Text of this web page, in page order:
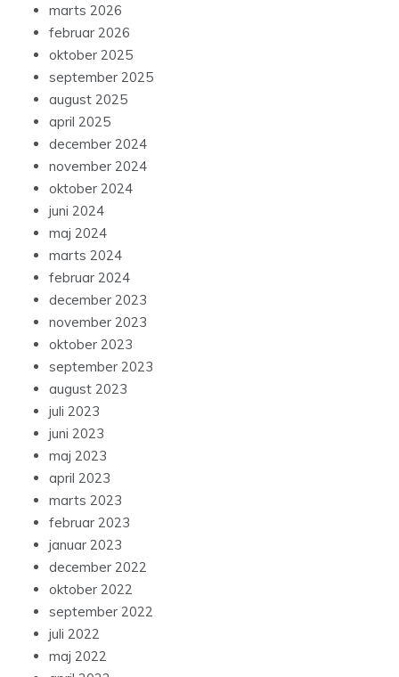
marts 2026
februar 2026
oktober 2025
september 2025
august 2025
april 2025
december 2024
november 2024
oktober 2024
juni 2024
maj 2024
marts 2024
februar 2024
december 2023
november 2023
oktober 2023
september 2023
august 2023
juli 2023
juni 2023
maj 2023
april 2023
marts 2023
februar 2023
januar 2023
december 2022
oktober 2022
september 2022
juli 2022
maj 2022